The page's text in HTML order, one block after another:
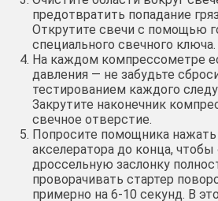
предотвратить попадание
Открутите свечи с помощью
специального свечного ключа.
На каждом компрессометре
давления — не забудьте
тестированием каждого
Закрутите наконечник
свечное отверстие.
Попросите помощника нажать
акселератора до конца,
дроссельную заслонку
проворачивать стартер
примерно на 6-10 секунд. В